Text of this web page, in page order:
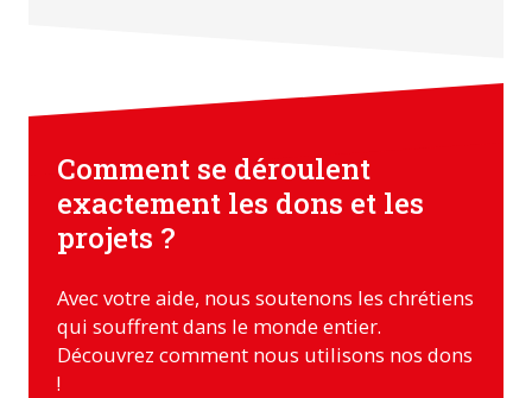
Comment se déroulent
exactement les dons et les
projets ?
Avec votre aide, nous soutenons les chrétiens
qui souffrent dans le monde entier.
Découvrez comment nous utilisons nos dons
!